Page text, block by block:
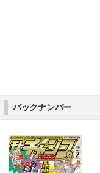
バックナンバー